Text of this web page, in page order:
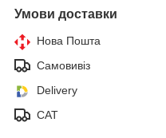
Умови доставки
Нова Пошта
Самовивіз
Delivery
САТ